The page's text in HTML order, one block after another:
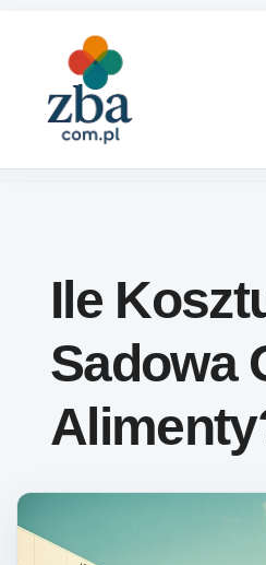
Ile
Sadowa